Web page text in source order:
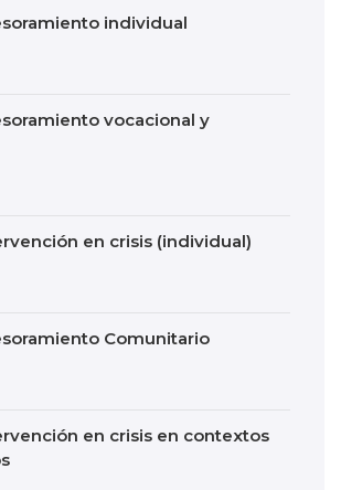
individual
vocacional y
en crisis (individual)
Comunitario
en crisis en contextos